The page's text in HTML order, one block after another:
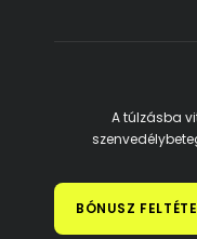
A túlzásba
BÓNUSZ